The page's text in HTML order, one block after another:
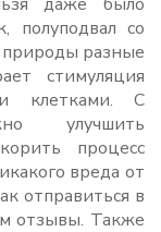
полуподвал со
разные
стимуляция
клетками. С
улучшить
процесс
вреда от
отправиться в
отзывы. Также